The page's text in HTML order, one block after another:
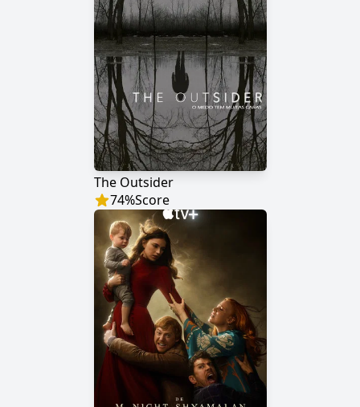
The Outsider
74%Score